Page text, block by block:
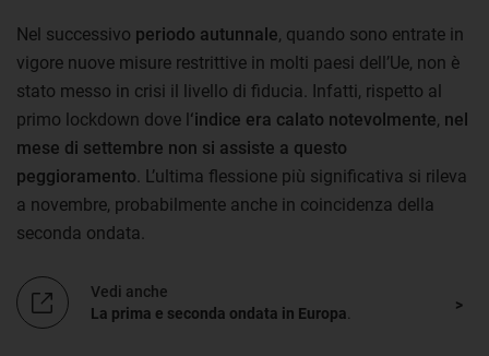
Nel successivo periodo autunnale, quando sono entrate in
vigore nuove misure restrittive in molti paesi dell’Ue, non è
stato messo in crisi il livello di fiducia. Infatti, rispetto al
primo lockdown dove l‘indice era calato notevolmente, nel
mese di settembre non si assiste a questo
peggioramento . L’ultima flessione più significativa si rileva
a novembre, probabilmente anche in coincidenza della
seconda ondata.
Vedi anche
La prima e seconda ondata in Europa